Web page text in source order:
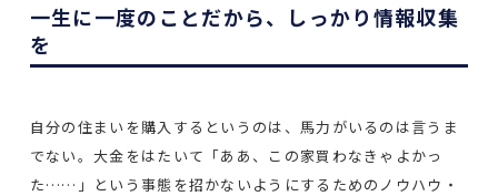
一生に一度のことだから、しっかり情報収集
を
自分の住まいを購入するというのは、馬力がいるのは言うま
でない。大金をはたいて「ああ、この家買わなきゃよかっ
た……」という事態を招かないようにするためのノウハウ・